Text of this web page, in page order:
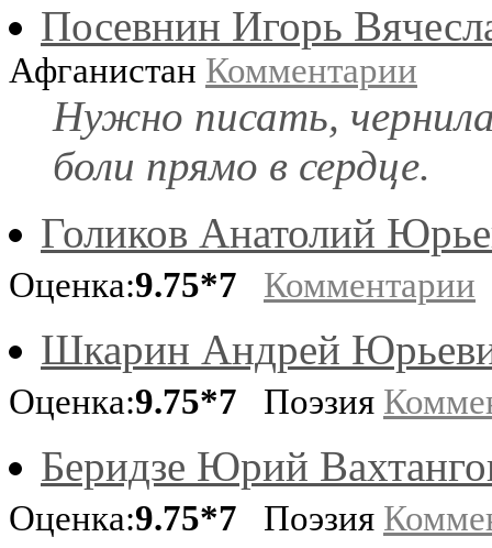
Посевнин Игорь
Афганистан Комментарии
Нужно писать,
боли прямо в сердце.
Голиков Анатолий
Оценка:9.75*7 Комментарии
Шкарин Андрей
Оценка:9.75*7 Поэзия
Беридзе Юрий
Оценка:9.75*7 Поэзия